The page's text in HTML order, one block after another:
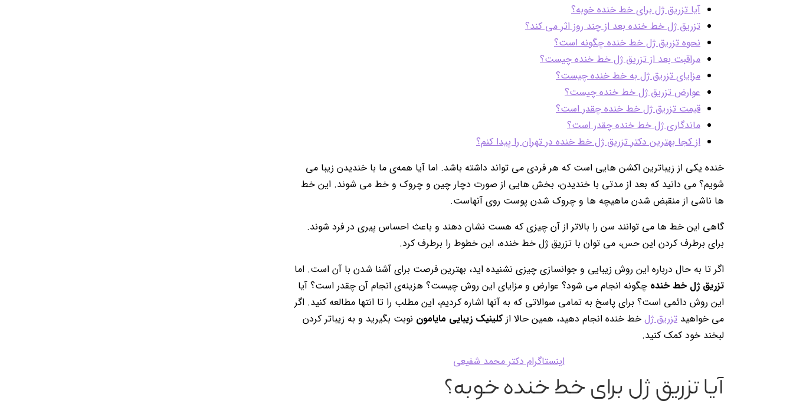
آیا تزریق ژل برای خط خنده خوبه؟
تزریق ژل خط خنده بعد از چند روز اثر می کند؟
نحوه تزریق ژل خط خنده چگونه است؟
مراقبت بعد از تزریق ژل خط خنده چیست؟
مزایای تزریق ژل به خط خنده چیست؟
عوارض تزریق ژل خط خنده چیست؟
قیمت تزریق ژل خط خنده چقدر است؟
ماندگاری ژل خط خنده چقدر است؟
از کجا بهترین دکتر تزریق ژل خط خنده در تهران را پیدا کنم؟
خنده یکی از زیباترین اکشن هایی است که هر فردی می تواند داشته باشد. اما آیا همه‌ی ما با خندیدن زیبا می
شویم؟ می دانید که بعد از مدتی با خندیدن، بخش هایی از صورت دچار چین و چروک و خط می شوند. این خط
ها ناشی از منقبض شدن ماهیچه ها و چروک شدن پوست روی آنهاست.
گاهی این خط ها می توانند سن را بالاتر از آن چیزی که هست نشان دهند و باعث احساس پیری در فرد شوند.
برای برطرف کردن این حس، می توان با تزریق ژل خط خنده، این خطوط را برطرف کرد.
اگر تا به حال درباره این روش زیبایی و جوانسازی چیزی نشنیده اید، بهترین فرصت برای آشنا شدن با آن است. اما
تزریق ژل خط خنده چگونه انجام می شود؟ عوارض و مزایای این روش چیست؟ هزینه‌ی انجام آن چقدر است؟ آیا
این روش دائمی است؟ برای پاسخ به تمامی سوالاتی که به آنها اشاره کردیم، این مطلب را تا انتها مطالعه کنید. اگر
می خواهید تزریق ژل خط خنده انجام دهید، همین حالا از کلینیک زیبایی مایامون نوبت بگیرید و به زیباتر کردن
لبخند خود کمک کنید.
اینستاگرام دکتر محمد شفیعی
آیا تزریق ژل برای خط خنده خوبه؟